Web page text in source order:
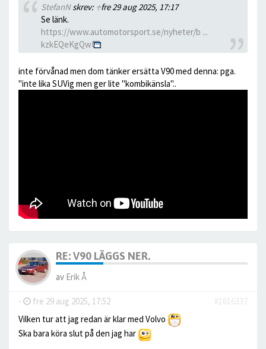
StefanNskrev: ↑fre 29 aug 2025, 17:17
Se länk.
https://www.automotorsport.se/nyheter/b ...
kzkEQeKgQw
inte förvånad men dom tänker ersätta V90 med denna: pga.
"inte lika SUVig men ger lite "kombikänsla"..
RE: V90 LÄGGS NER.
av Erik Å
- fre 29 aug 2025, 17:52
#1616337
Vilken tur att jag redan är klar med Volvo
Ska bara köra slut på den jag har